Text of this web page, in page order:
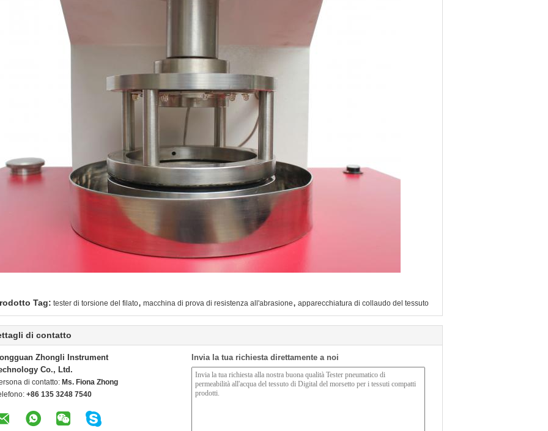
Tag: tester di torsione del filato, macchina di prova di resistenza all'abrasione, apparecchiatura di collaudo del tessuto
di contatto
Zhongli Instrument
Co., Ltd.
di contatto: Ms. Fiona Zhong
+86 135 3248 7540
Invia la tua richiesta direttamente a noi